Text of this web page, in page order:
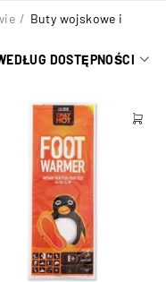
/ Buty wojskowe i
DOSTĘPNOŚCI